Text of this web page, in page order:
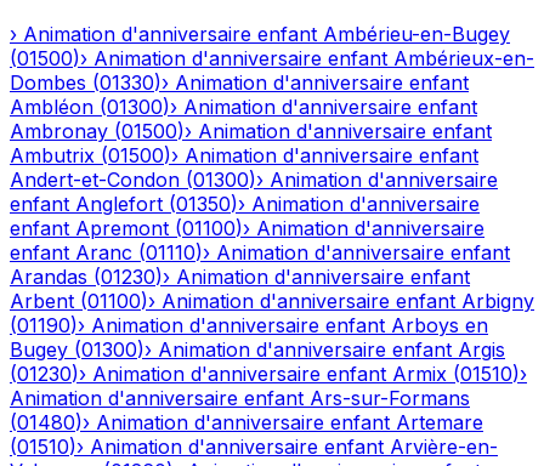
› Animation d'anniversaire enfant Ambérieu-en-Bugey
(01500)› Animation d'anniversaire enfant Ambérieux-en-
Dombes (01330)› Animation d'anniversaire enfant
Ambléon (01300)› Animation d'anniversaire enfant
Ambronay (01500)› Animation d'anniversaire enfant
Ambutrix (01500)› Animation d'anniversaire enfant
Andert-et-Condon (01300)› Animation d'anniversaire
enfant Anglefort (01350)› Animation d'anniversaire
enfant Apremont (01100)› Animation d'anniversaire
enfant Aranc (01110)› Animation d'anniversaire enfant
Arandas (01230)› Animation d'anniversaire enfant
Arbent (01100)› Animation d'anniversaire enfant Arbigny
(01190)› Animation d'anniversaire enfant Arboys en
Bugey (01300)› Animation d'anniversaire enfant Argis
(01230)› Animation d'anniversaire enfant Armix (01510)›
Animation d'anniversaire enfant Ars-sur-Formans
(01480)› Animation d'anniversaire enfant Artemare
(01510)› Animation d'anniversaire enfant Arvière-en-